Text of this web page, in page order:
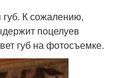
К сожалению,
поцелуев
губ на фотосъемке.